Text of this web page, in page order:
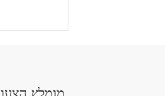
מומלץ